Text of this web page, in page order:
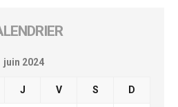
juin 2024
J V S D